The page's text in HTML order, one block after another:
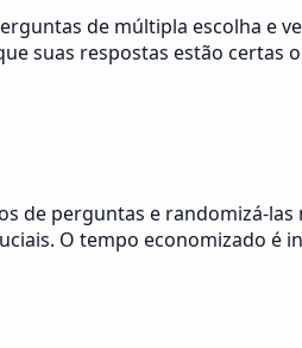
de múltipla escolha e
suas respostas estão certas
de perguntas e randomizá-las
O tempo economizado é